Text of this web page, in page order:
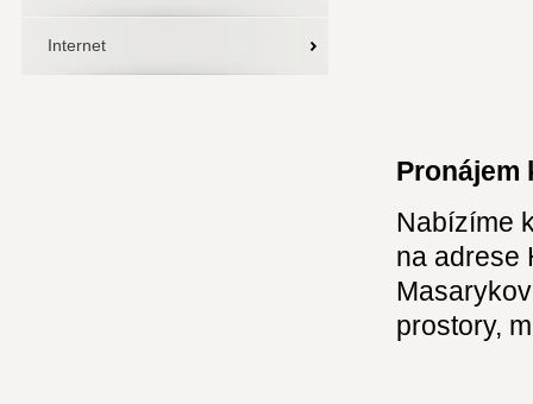
Internet
Pronájem
Nabízíme
na adrese
prostory,